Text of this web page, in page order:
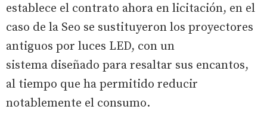
establece el contrato ahora en licitación, en el
caso de la Seo se sustituyeron los proyectores
antiguos por luces LED, con un
sistema diseñado para resaltar sus encantos,
al tiempo que ha permitido reducir
notablemente el consumo.